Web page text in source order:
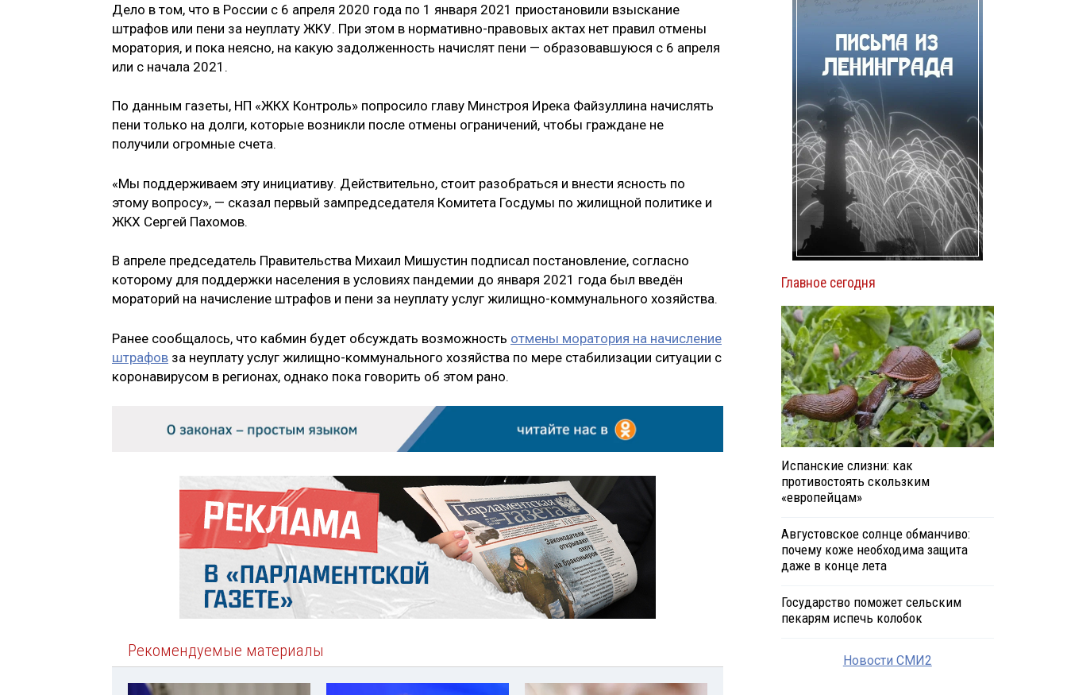
Дело в том, что в России с 6 апреля 2020 года по 1 января 2021 приостановили взыскание
штрафов или пени за неуплату ЖКУ. При этом в нормативно-правовых актах нет правил отмены
моратория, и пока неясно, на какую задолженность начислят пени — образовавшуюся с 6 апреля
или с начала 2021.
По данным газеты, НП «ЖКХ Контроль» попросило главу Минстроя Ирека Файзуллина начислять
пени только на долги, которые возникли после отмены ограничений, чтобы граждане не
получили огромные счета.
«Мы поддерживаем эту инициативу. Действительно, стоит разобраться и внести ясность по
этому вопросу», — сказал первый зампредседателя Комитета Госдумы по жилищной политике и
ЖКХ Сергей Пахомов.
В апреле председатель Правительства Михаил Мишустин подписал постановление, согласно
которому для поддержки населения в условиях пандемии до января 2021 года был введён
мораторий на начисление штрафов и пени за неуплату услуг жилищно-коммунального хозяйства.
Ранее сообщалось, что кабмин будет обсуждать возможность отмены моратория на начисление
штрафов за неуплату услуг жилищно-коммунального хозяйства по мере стабилизации ситуации с
коронавирусом в регионах, однако пока говорить об этом рано.
Рекомендуемые материалы
Главное сегодня
Испанские слизни: как
противостоять скользким
«европейцам»
Августовское солнце обманчиво:
почему коже необходима защита
даже в конце лета
Государство поможет сельским
пекарям испечь колобок
Новости СМИ2